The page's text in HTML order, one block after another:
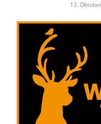
13.